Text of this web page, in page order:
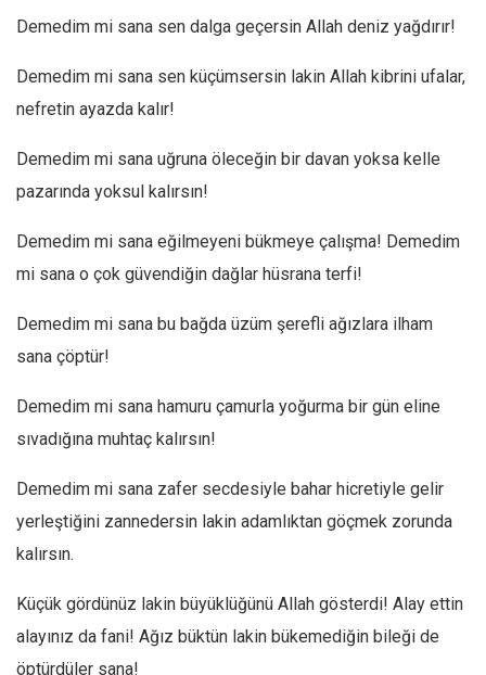
Dünya
Asya
İslam Dünyası
Amerika
Avustralya
Tarih
Demedim mi sana sen dalga geçersin Allah deniz yağdırır!
Demedim mi sana sen küçümsersin lakin Allah kibrini ufalar,
nefretin ayazda kalır!
Demedim mi sana uğruna öleceğin bir davan yoksa kelle
pazarında yoksul kalırsın!
Demedim mi sana eğilmeyeni bükmeye çalışma! Demedim
mi sana o çok güvendiğin dağlar hüsrana terfi!
Demedim mi sana bu bağda üzüm şerefli ağızlara ilham
sana çöptür!
Demedim mi sana hamuru çamurla yoğurma bir gün eline
sıvadığına muhtaç kalırsın!
Demedim mi sana zafer secdesiyle bahar hicretiyle gelir
yerleştiğini zannedersin lakin adamlıktan göçmek zorunda
kalırsın.
Küçük gördünüz lakin büyüklüğünü Allah gösterdi! Alay ettin
alayınız da fani! Ağız büktün lakin bükemediğin bileği de
öptürdüler sana!